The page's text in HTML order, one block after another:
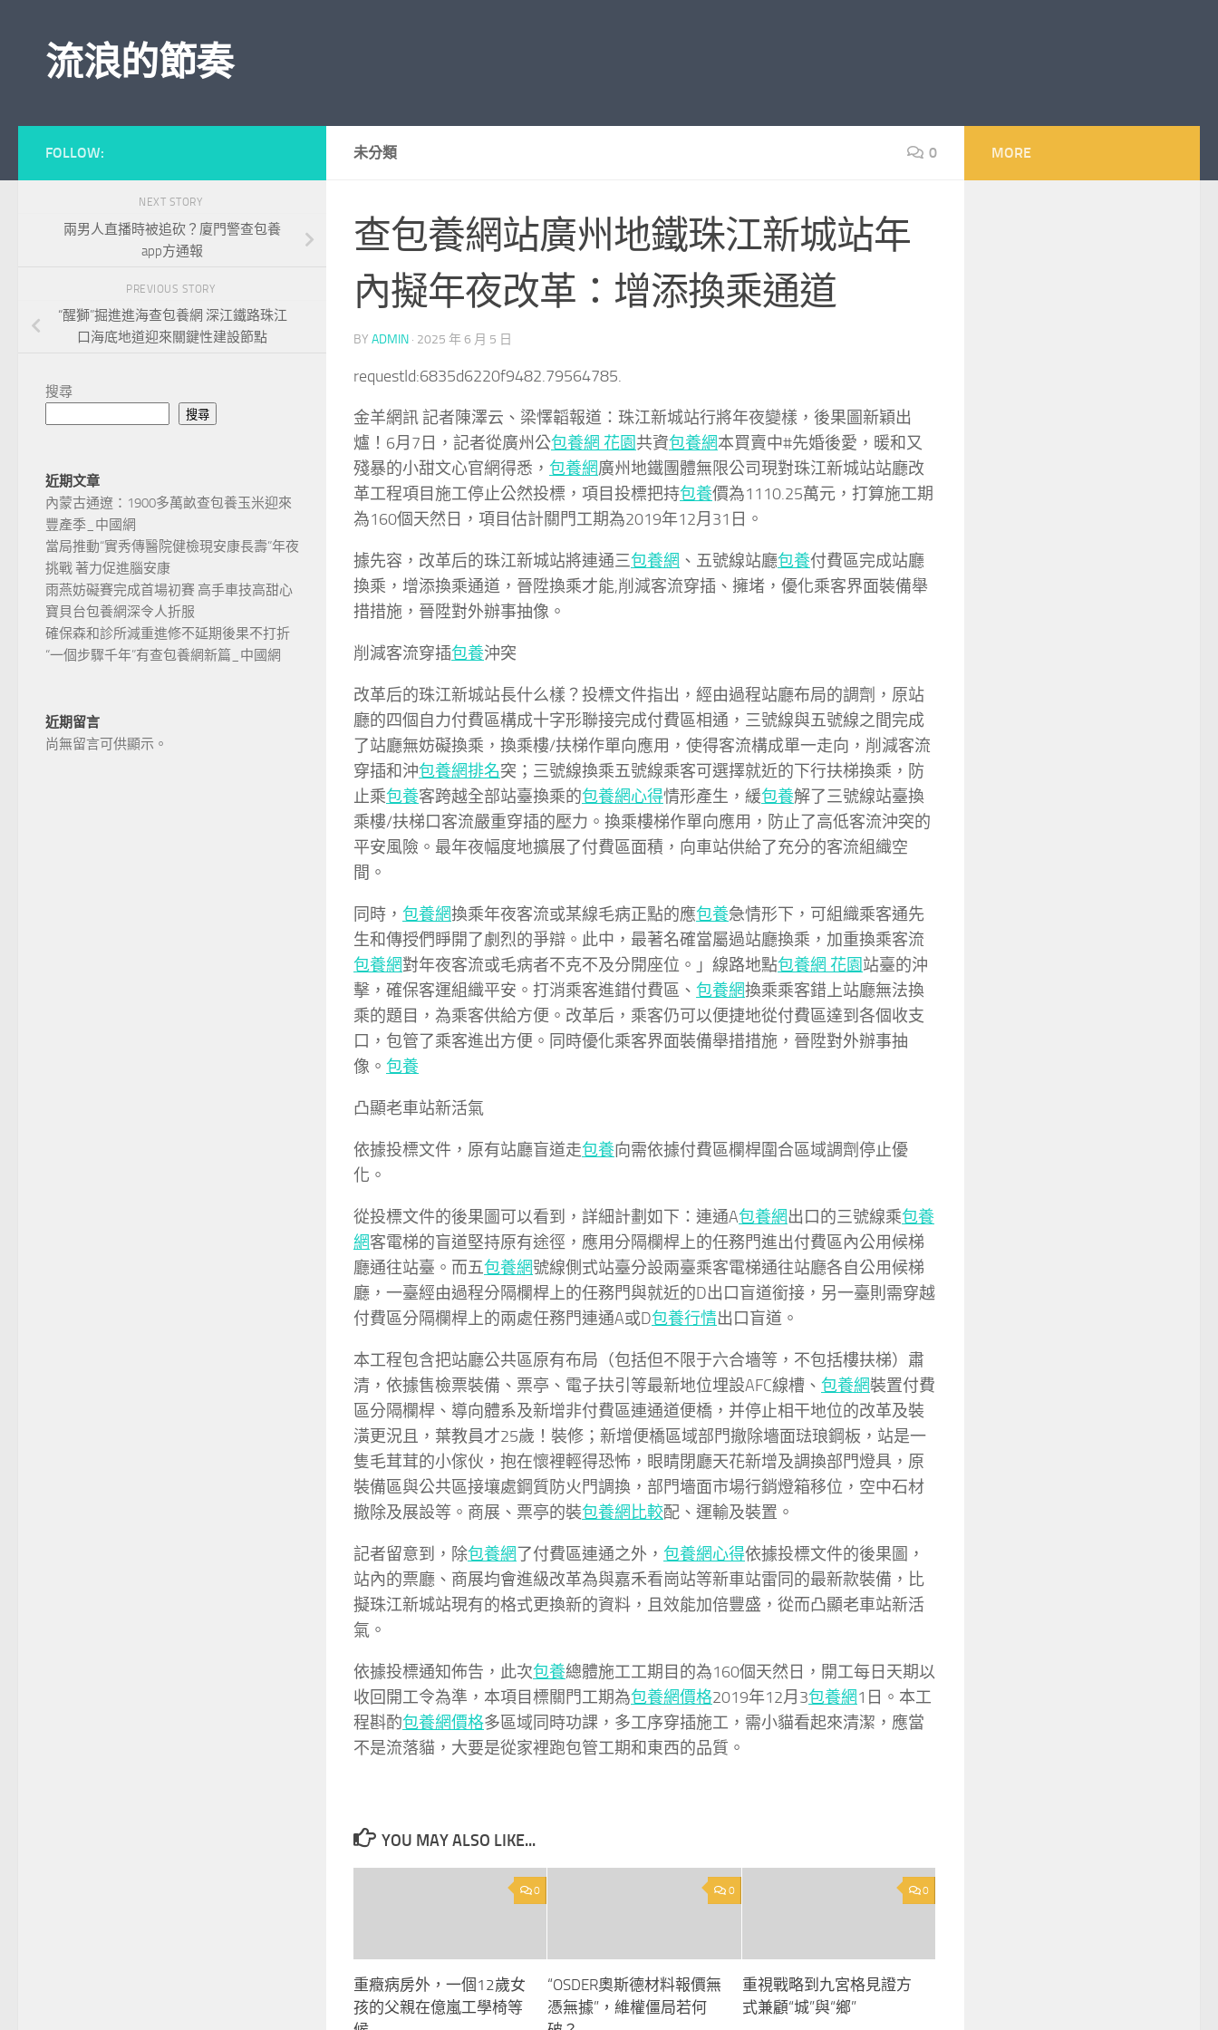
流浪的節奏
未分類 0
查包養網站廣州地鐵珠江新城站年
內擬年夜改革：增添換乘通道
BY ADMIN · 2025 年 6 月 5 日
requestId:6835d6220f9482.79564785.
金羊網訊 記者陳澤云、梁懌韜報道：珠江新城站行將年夜變樣，後果圖新穎出
爐！6月7日，記者從廣州公包養網 花園共資包養網本買賣中#先婚後愛，暖和又
殘暴的小甜文心官網得悉， 包養網廣州地鐵團體無限公司現對珠江新城站站廳改
革工程項目施工停止公然投標，項目投標把持包養價為1110.25萬元，打算施工期
為160個天然日，項目估計關門工期為2019年12月31日。
據先容，改革后的珠江新城站將連通三包養網 、五號線站廳包養付費區完成站廳
換乘，增添換乘通道，晉陞換乘才能,削減客流穿插、擁堵，優化乘客界面裝備舉
措措施，晉陞對外辦事抽像。
削減客流穿插包養沖突
改革后的珠江新城站長什么樣？投標文件指出，經由過程站廳布局的調劑，原站
廳的四個自力付費區構成十字形聯接完成付費區相通，三號線與五號線之間完成
了站廳無妨礙換乘，換乘樓/扶梯作單向應用，使得客流構成單一走向，削減客流
穿插和沖包養網排名突；三號線換乘五號線乘客可選擇就近的下行扶梯換乘，防
止乘包養客跨越全部站臺換乘的包養網心得情形產生，緩包養解了三號線站臺換
乘樓/扶梯口客流嚴重穿插的壓力。換乘樓梯作單向應用，防止了高低客流沖突的
平安風險。最年夜幅度地擴展了付費區面積，向車站供給了充分的客流組織空
間。
同時， 包養網換乘年夜客流或某線毛病正點的應包養急情形下，可組織乘客通先
生和傳授們睜開了劇烈的爭辯。此中，最著名確當屬過站廳換乘，加重換乘客流
包養網對年夜客流或毛病者不克不及分開座位。」線路地點包養網 花園站臺的沖
擊，確保客運組織平安。打消乘客進錯付費區、 包養網換乘乘客錯上站廳無法換
乘的題目，為乘客供給方便。改革后，乘客仍可以便捷地從付費區達到各個收支
口，包管了乘客進出方便。同時優化乘客界面裝備舉措措施，晉陞對外辦事抽
像。 包養
凸顯老車站新活氣
依據投標文件，原有站廳盲道走包養向需依據付費區欄桿圍合區域調劑停止優
化。
從投標文件的後果圖可以看到，詳細計劃如下：連通A包養網出口的三號線乘包養
網客電梯的盲道堅持原有途徑，應用分隔欄桿上的任務門進出付費區內公用候梯
廳通往站臺。而五包養網號線側式站臺分設兩臺乘客電梯通往站廳各自公用候梯
廳，一臺經由過程分隔欄桿上的任務門與就近的D出口盲道銜接，另一臺則需穿越
付費區分隔欄桿上的兩處任務門連通A或D包養行情出口盲道。
本工程包含把站廳公共區原有布局（包括但不限于六合墻等，不包括樓扶梯）肅
清，依據售檢票裝備、票亭、電子扶引等最新地位埋設AFC線槽、 包養網裝置付費
區分隔欄桿、導向體系及新增非付費區連通道便橋，并停止相干地位的改革及裝
潢更況且，葉教員才25歲！裝修；新增便橋區域部門撤除墻面琺琅鋼板，站是一
隻毛茸茸的小傢伙，抱在懷裡輕得恐怖，眼睛閉廳天花新增及調換部門燈具，原
裝備區與公共區接壤處鋼質防火門調換，部門墻面市場行銷燈箱移位，空中石材
撤除及展設等。商展、票亭的裝包養網比較配、運輸及裝置。
記者留意到，除包養網了付費區連通之外， 包養網心得依據投標文件的後果圖，
站內的票廳、商展均會進級改革為與嘉禾看崗站等新車站雷同的最新款裝備，比
擬珠江新城站現有的格式更換新的資料，且效能加倍豐盛，從而凸顯老車站新活
氣。
依據投標通知佈告，此次包養總體施工工期目的為160個天然日，開工每日天期以
收回開工令為準，本項目標關門工期為包養網價格2019年12月3包養網1日。本工
程斟酌包養網價格多區域同時功課，多工序穿插施工，需小貓看起來清潔，應當
不是流落貓，大要是從家裡跑包管工期和東西的品質。
YOU MAY ALSO LIKE...
0
重癥病房外，一個12歲女
孩的父親在億嵐工學椅等
0
“OSDER奧斯德材料報價無
憑無據”，維權僵局若何
0
重視戰略到九宮格見證方
式兼顧“城”與“鄉”
FOLLOW:
NEXT STORY
兩男人直播時被追砍？廈門警查包養
app方通報
PREVIOUS STORY
“醒獅”掘進進海查包養網 深江鐵路珠江
口海底地道迎來關鍵性建設節點
搜尋
搜尋
近期文章
內蒙古通遼：1900多萬畝查包養玉米迎來
豐產季_中國網
當局推動“實秀傳醫院健檢現安康長壽”年夜
挑戰 著力促進腦安康
雨燕妨礙賽完成首場初賽 高手車技高甜心
寶貝台包養網深令人折服
確保森和診所減重進修不延期後果不打折
“一個步驟千年”有查包養網新篇_中國網
近期留言
尚無留言可供顯示。
MORE